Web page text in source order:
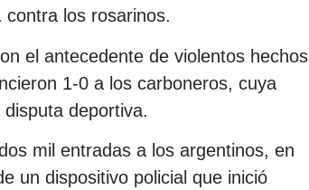
los rosarinos.
el antecedente de violentos hechos
1-0 a los carboneros, cuya
deportiva.
mil entradas a los argentinos, en
un dispositivo policial que inició